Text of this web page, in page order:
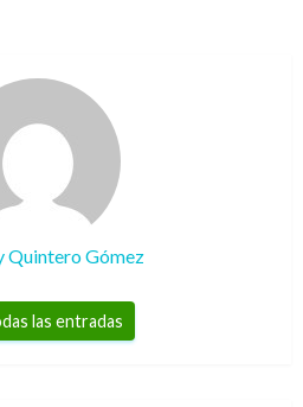
Quintero Gómez
las entradas